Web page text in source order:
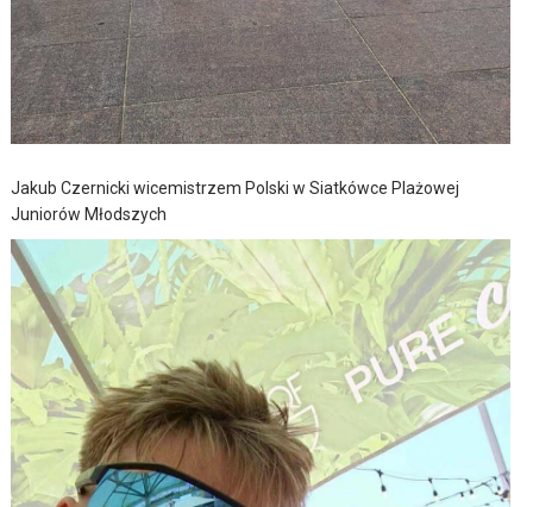
Jakub Czernicki wicemistrzem Polski w Siatkówce Plażowej
Juniorów Młodszych